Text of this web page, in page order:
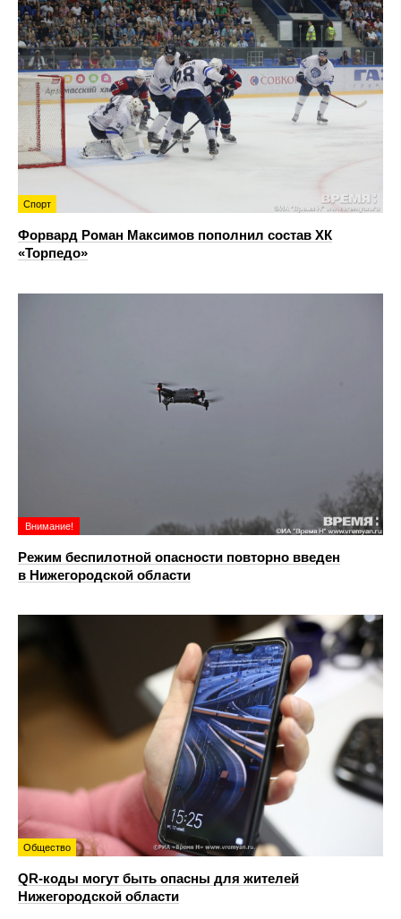
Спорт
Форвард Роман Максимов пополнил состав ХК
«Торпедо»
Внимание!
Режим беспилотной опасности повторно введен
в Нижегородской области
Общество
QR-коды могут быть опасны для жителей
Нижегородской области